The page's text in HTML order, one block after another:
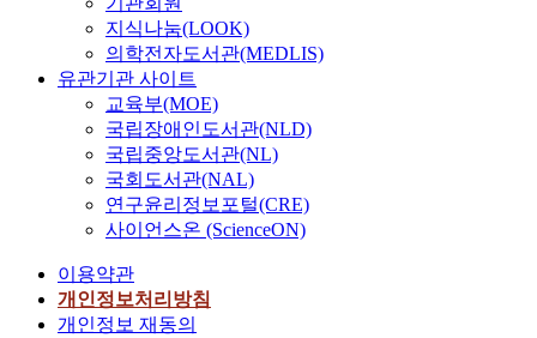
지식나눔(LOOK)
의학전자도서관(MEDLIS)
유관기관 사이트
교육부(MOE)
국립장애인도서관(NLD)
국립중앙도서관(NL)
국회도서관(NAL)
연구윤리정보포털(CRE)
사이언스온 (ScienceON)
이용약관
개인정보처리방침
개인정보 재동의